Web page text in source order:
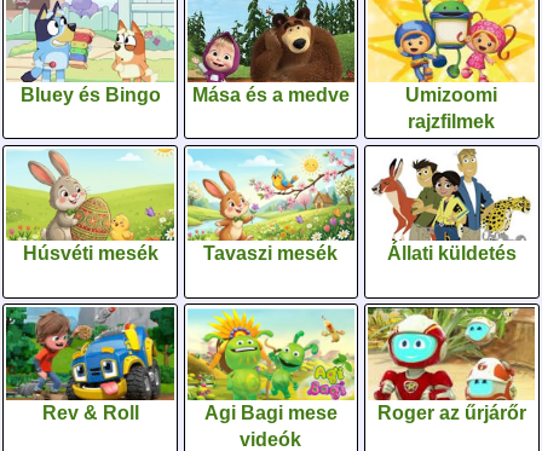
Bluey és Bingo Mása és a medve
Umizoomi
rajzfilmek
Húsvéti mesék Tavaszi mesék Állati küldetés
Rev & Roll
Agi Bagi mese
videók
Roger az űrjárőr